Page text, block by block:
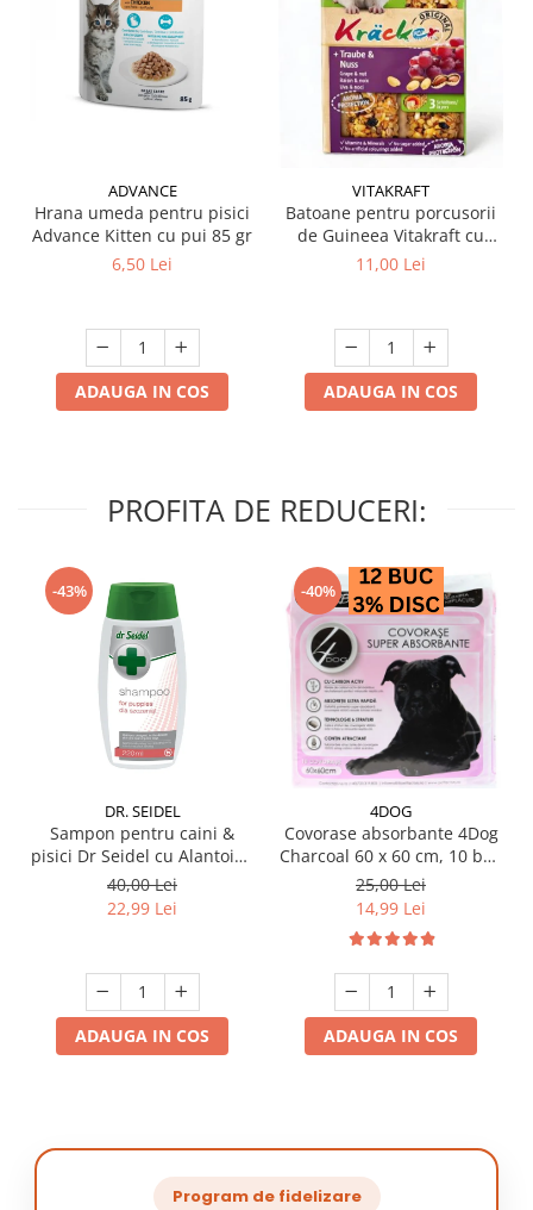
ADVANCE
Hrana umeda pentru pisici
Advance Kitten cu pui 85 gr
6,50 Lei
ADAUGA IN COS
VITAKRAFT
Batoane pentru porcusorii
de Guineea Vitakraft cu
struguri & nuci 2 buc
11,00 Lei
ADAUGA IN COS
PROFITA DE REDUCERI:
-43%
DR. SEIDEL
Sampon pentru caini &
pisici Dr Seidel cu Alantoina
220 ml
40,00 Lei
22,99 Lei
ADAUGA IN COS
-40%
4DOG
Covorase absorbante 4Dog
Charcoal 60 x 60 cm, 10 buc
/ pachet
25,00 Lei
14,99 Lei
ADAUGA IN COS
Program de fidelizare